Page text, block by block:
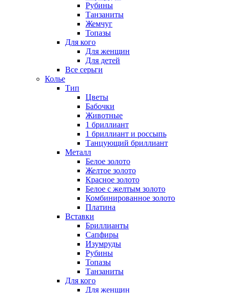
Рубины
Танзаниты
Жемчуг
Топазы
Для кого
Для женщин
Для детей
Все серьги
Колье
Тип
Цветы
Бабочки
Животные
1 бриллиант
1 бриллиант и россыпь
Танцующий бриллиант
Металл
Белое золото
Желтое золото
Красное золото
Белое с желтым золото
Комбинированное золото
Платина
Вставки
Бриллианты
Сапфиры
Изумруды
Рубины
Топазы
Танзаниты
Для кого
Для женщин